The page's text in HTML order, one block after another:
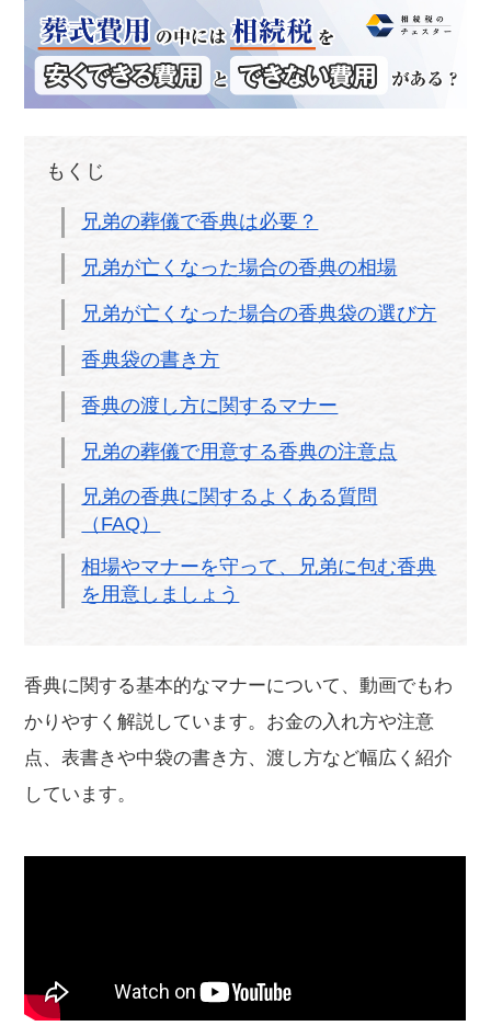
もくじ
兄弟の葬儀で香典は必要？
兄弟が亡くなった場合の香典の相場
兄弟が亡くなった場合の香典袋の選び方
香典袋の書き方
香典の渡し方に関するマナー
兄弟の葬儀で用意する香典の注意点
兄弟の香典に関するよくある質問
（FAQ）
相場やマナーを守って、兄弟に包む香典
を用意しましょう
香典に関する基本的なマナーについて、動画でもわ
かりやすく解説しています。お金の入れ方や注意
点、表書きや中袋の書き方、渡し方など幅広く紹介
しています。